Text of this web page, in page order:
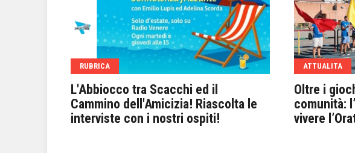
RUBRICA
L'Abbiocco tra Scacchi ed il
Cammino dell'Amicizia! Riascolta le
interviste con i nostri ospiti!
ATTUALITA
Oltre i
comunità:
vivere